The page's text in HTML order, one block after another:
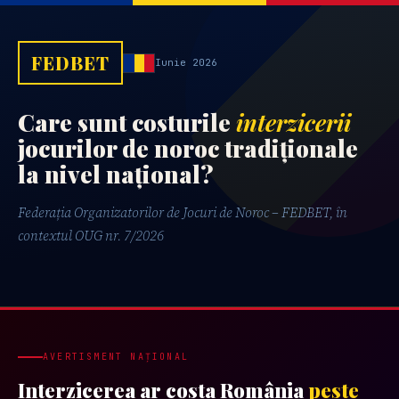
FEDBET Iunie 2026
Care sunt costurile interzicerii
jocurilor de noroc tradiționale
la nivel național?
Federația Organizatorilor de Jocuri de Noroc – FEDBET, în
contextul OUG nr. 7/2026
AVERTISMENT NAȚIONAL
Interzicerea ar costa Româniapeste